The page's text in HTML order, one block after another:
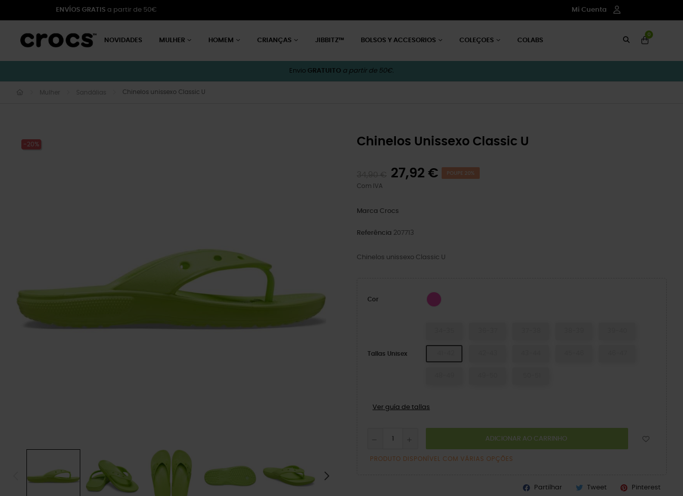
ENVÍOS GRATIS a partir de 50€ Mi Cuenta
NOVIDADES MULHER HOMEM CRIANÇAS JIBBITZ™ BOLSOS Y ACCESORIOS COLEÇOES COLABS
0
Envio GRATUITO a partir de 50€.
Mulher Sandálias Chinelos unissexo Classic U
-20% Chinelos Unissexo Classic U
27,92 € POUPE 20%
Com IVA
Marca Crocs
Referência 207713
Chinelos unissexo Classic U
Cor Suco
Tallas Unisex
Ver guía de tallas
ADICIONAR AO CARRINHO
PRODUTO DISPONÍVEL COM VÁRIAS OPÇÕES
Partilhar Tweet Pinterest